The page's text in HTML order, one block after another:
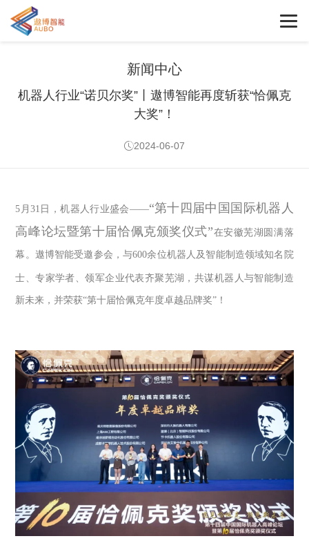
新闻中心
机器人行业“诺贝尔奖”丨遨博智能再度斩获“恰佩克
大奖”！
2024-06-07
5 月31 日，机器人行业盛会——“第十四届中国国际机器人
高峰论坛暨第十届恰佩克颁奖仪式”在安徽芜湖圆满落
幕。遨博智能受邀参会，与600余位机器人及智能制造领域知名院
士、专家学者、领军企业代表齐聚芜湖，共谋机器人与智能制造
新未来，并荣获“第十届恰佩克年度卓越品牌奖”！